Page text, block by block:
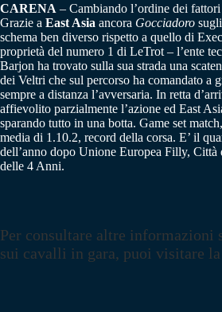
CARENA – Cambiando l’ordine dei
Grazie a East Asia ancora Gocciadoro
schema ben diverso rispetto a quello di
proprietà del numero 1 di LeTrot – l’ente
Barjon ha trovato sulla sua strada una
dei Veltri che sul percorso ha comandato a
sempre a distanza l’avversaria. In retta
affievolito parzialmente l’azione ed East
sparando tutto in una botta. Game set
media di 1.10.2, record della corsa. E’ il
dell’anno dopo Unione Europea Filly,
delle 4 Anni.
Per consultare altre informazioni
sui cavalli in gara, puoi visitare la